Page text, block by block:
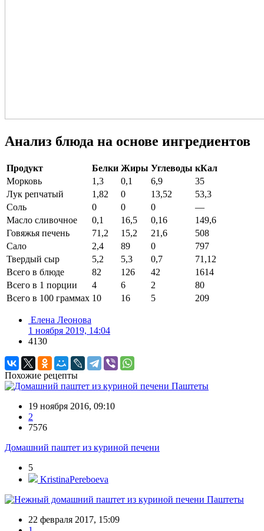
Анализ блюда на основе ингредиентов
Продукт Белки Жиры Углеводы кКал
Морковь
1,3 0,1 6,9
35
Лук репчатый
1,82 0 13,52
53,3
Соль
0 0 0
—
Масло сливочное
0,1 16,5 0,16
149,6
Говяжья печень
71,2 15,2 21,6
508
Сало
2,4 89 0
797
Твердый сыр
5,2 5,3 0,7
71,12
Всего в блюде
82 126 42
1614
Всего в 1 порции
4 6 2
80
Всего в 100 граммах 10 16 5 209
Елена Леонова
1 ноября 2019, 14:04
4130
Похожие рецепты
Паштеты
19 ноября 2016, 09:10
2
7576
Домашний паштет из куриной печени
5
KristinaPereboeva
Паштеты
22 февраля 2017, 15:09